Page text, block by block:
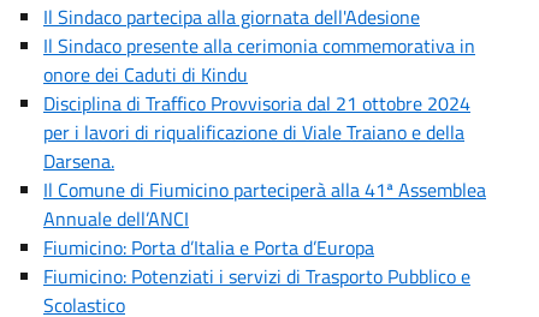
Il Sindaco partecipa alla giornata dell'Adesione
Il Sindaco presente alla cerimonia commemorativa in
onore dei Caduti di Kindu
Disciplina di Traffico Provvisoria dal 21 ottobre 2024
per i lavori di riqualificazione di Viale Traiano e della
Darsena.
Il Comune di Fiumicino parteciperà alla 41ª Assemblea
Annuale dell’ANCI
Fiumicino: Porta d’Italia e Porta d’Europa
Fiumicino: Potenziati i servizi di Trasporto Pubblico e
Scolastico